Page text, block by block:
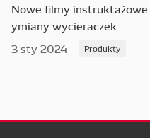
Nowe filmy instruktażowe
ymiany wycieraczek
3 sty 2024
Produkty